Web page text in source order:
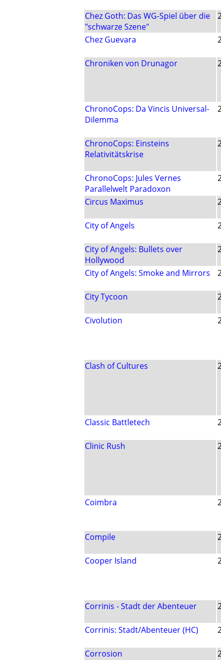
Chez Goth: Das WG-Spiel über die
"schwarze Szene"
Chez Guevara
Chroniken von Drunagor
ChronoCops: Da Vincis Universal-
Dilemma
ChronoCops: Einsteins
Relativitätskrise
ChronoCops: Jules Vernes
Parallelwelt Paradoxon
Circus Maximus
City of Angels
City of Angels: Bullets over
Hollywood
City of Angels: Smoke and Mirrors
City Tycoon
Civolution
Clash of Cultures
Classic Battletech
Clinic Rush
Coimbra
Compile
Cooper Island
Corrinis - Stadt der Abenteuer
Corrinis: Stadt/Abenteuer (HC)
Corrosion